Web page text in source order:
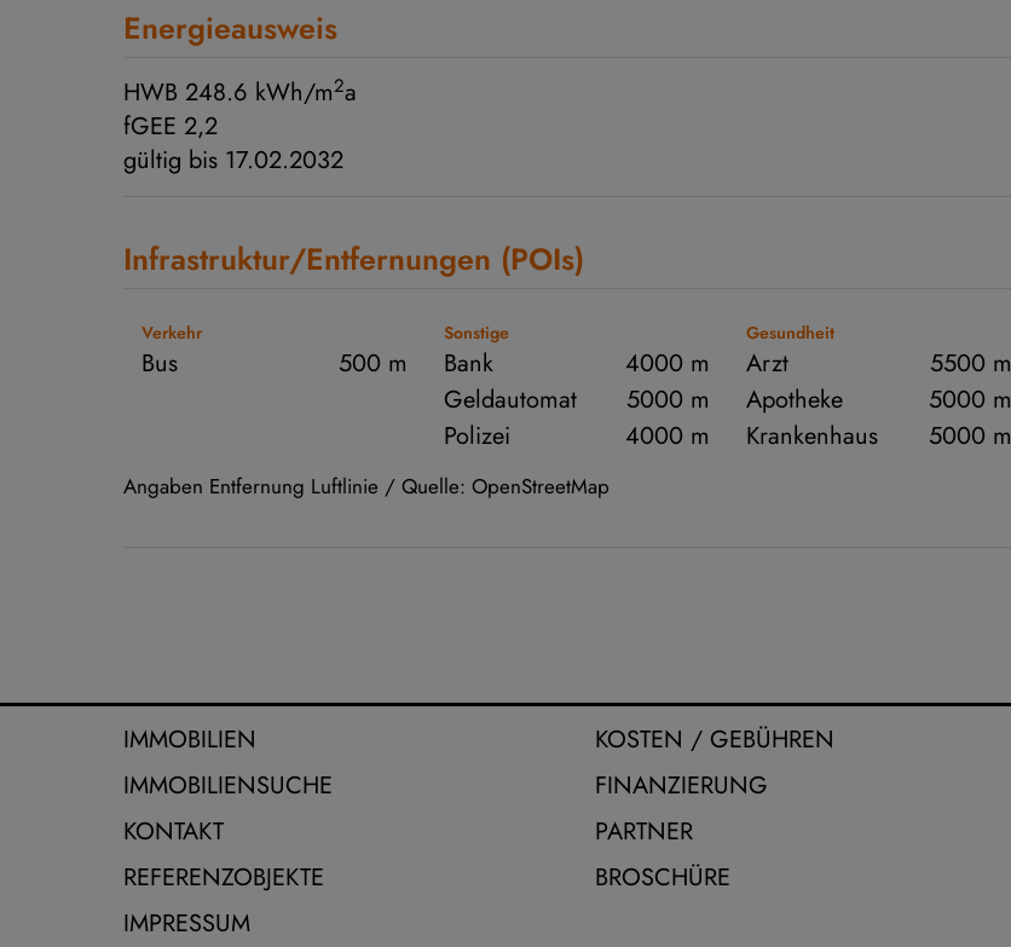
Energieausweis
HWB 248.6 kWh/m2a
fGEE 2,2
gültig bis 17.02.2032
Infrastruktur/Entfernungen (POIs)
Verkehr
Bus 500 m
Sonstige
Bank
4000 m
Geldautomat
5000 m
Polizei
4000 m
Gesundheit
Arzt
5500 m
Apotheke
5000 m
Krankenhaus
5000 m
Angaben Entfernung Luftlinie / Quelle: OpenStreetMap
IMMOBILIEN
IMMOBILIENSUCHE
KONTAKT
REFERENZOBJEKTE
IMPRESSUM
KOSTEN / GEBÜHREN
FINANZIERUNG
PARTNER
BROSCHÜRE